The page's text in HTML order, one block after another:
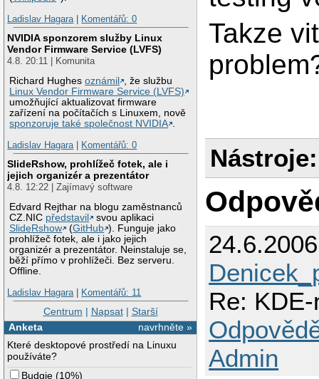
Ladislav Hagara| Komentářů: 0
NVIDIA sponzorem služby Linux
Vendor Firmware Service (LVFS)
4.8. 20:11 | Komunita
Richard Hughesoznámil
, že službu
Linux Vendor Firmware Service (LVFS)
umožňující aktualizovat firmware
zařízení na počítačích s Linuxem, nově
sponzoruje také společnost NVIDIA .
Ladislav Hagara| Komentářů: 0
SlideRshow, prohlížeč fotek, ale i
jejich organizér a prezentátor
4.8. 12:22 | Zajímavý software
Edvard Rejthar na blogu zaměstnanců
CZ.NIC představil
svou aplikaci
SlideRshow
(GitHub ). Funguje jako
prohlížeč fotek, ale i jako jejich
organizér a prezentátor. Neinstaluje se,
běží přímo v prohlížeči. Bez serveru.
Offline.
Ladislav Hagara| Komentářů: 11
Centrum | Napsat| Starší
navrhněte »
Anketa
Které desktopové prostředí na Linuxu
používáte?
Budgie (10%)
[I--] [ ~] kde-
[I--] [ ~] kde-
[I--] [ ~] kde-
[I--] [ ~] kde-
[I--] [ ~] kde-
[I--] [ ~] kde-
[I--] [ ~] kde-
[I--] [ ~] kde-
[I--] [ ~] kde-
[I--] [ ~] kde-
[I--] [ ~] kde-
[I--] [  ] kde-
[I--] [ ~] kde-
[I--] [ ~] kde-
Takze
Nástroje:
Re:
Admin